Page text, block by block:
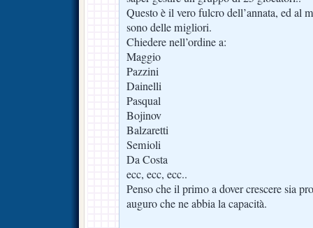
Questo è il vero fulcro dell’annata, ed al
sono delle migliori.
Chiedere nell’ordine a:
Maggio
Pazzini
Dainelli
Pasqual
Bojinov
Balzaretti
Semioli
Da Costa
ecc, ecc, ecc..
Penso che il primo a dover crescere sia
auguro che ne abbia la capacità.